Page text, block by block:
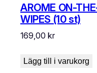
AROME ON-
WIPES (10 st)
169,00 kr
Lägg till i varukorg